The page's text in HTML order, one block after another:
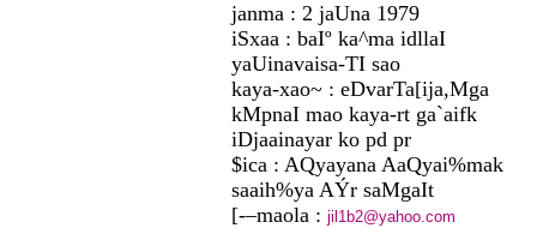
janma : 2 jaUna 1979
iSxaa : baIº ka^ma idllaI
yaUinavaisa-TI sao
kaya-xao~ : eDvarTa[ija,Mga
kMpnaI mao kaya-rt ga`aifk
iDjaainayar ko pd pr
$ica : AQyayana AaQyai%mak
saaih%ya AÝr saMgaIt
[-–maola : jil1b2@yahoo.com